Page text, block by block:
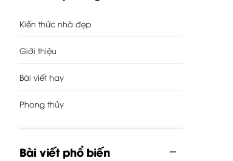
Kiến thức nhà đẹp
Giới thiệu
Bài viết hay
Phong thủy
Bài viết phổ biến